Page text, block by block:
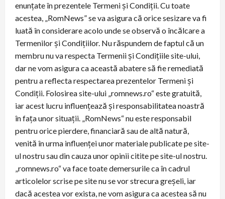
enunțate în prezentele Termeni și Condiții. Cu toate
acestea, „RomNews” se va asigura că orice sesizare va fi
luată în considerare acolo unde se observă o încălcare a
Termenilor și Condițiilor. Nu răspundem de faptul că un
membru nu va respecta Termenii şi Condiţiile site-ului,
dar ne vom asigura ca această abatere să fie remediată
pentru a reflecta respectarea prezentelor Termeni și
Condiții. Folosirea site-ului „romnews.ro“ este gratuită,
iar acest lucru influenţează şi responsabilitatea noastră
în faţa unor situaţii. „RomNews“ nu este responsabil
pentru orice pierdere, financiară sau de altă natură,
venită în urma influenţei unor materiale publicate pe site-
ul nostru sau din cauza unor opinii citite pe site-ul nostru.
„romnews.ro“ va face toate demersurile ca în cadrul
articolelor scrise pe site nu se vor strecura greşeli, iar
dacă acestea vor exista, ne vom asigura ca acestea să nu